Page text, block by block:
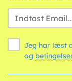
Jeg har læst
og